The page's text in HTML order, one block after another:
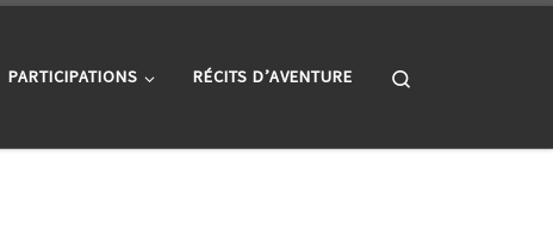
PARTICIPATIONS RÉCITS D’AVENTURE